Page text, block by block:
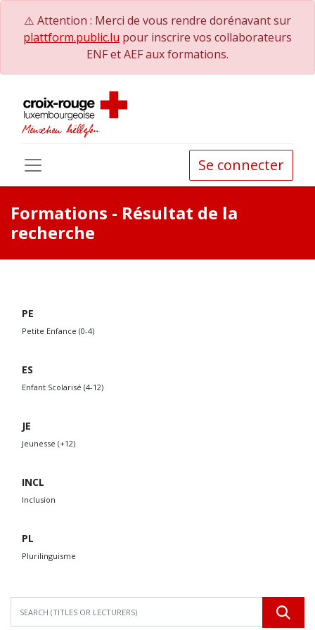
⚠️ Attention : Merci de vous rendre dorénavant sur
plattform.public.lu pour inscrire vos collaborateurs
ENF et AEF aux formations.
Se connecter
Formations - Résultat de la
recherche
PE
Petite Enfance (0-4)
ES
Enfant Scolarisé (4-12)
JE
Jeunesse (+12)
INCL
Inclusion
PL
Plurilinguisme